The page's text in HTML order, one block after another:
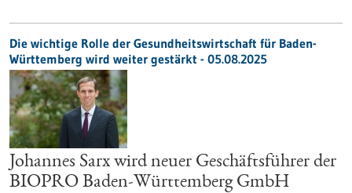
Die wichtige Rolle der Gesundheitswirtschaft für Baden-
Württemberg wird weiter gestärkt - 05.08.2025
Johannes Sarx wird neuer Geschäftsführer der
BIOPRO Baden-Württemberg GmbH